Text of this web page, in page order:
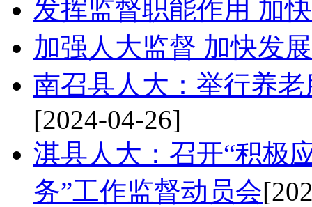
发挥监督职能作用 加
加强人大监督 加快发
南召县人大：举行养
[2024-04-26]
淇县人大：召开“积极
务”工作监督动员会